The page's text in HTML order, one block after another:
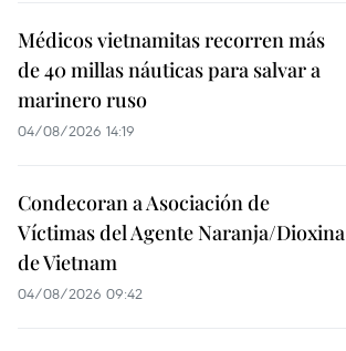
Médicos vietnamitas recorren más
de 40 millas náuticas para salvar a
marinero ruso
04/08/2026 14:19
Condecoran a Asociación de
Víctimas del Agente Naranja/Dioxina
de Vietnam
04/08/2026 09:42